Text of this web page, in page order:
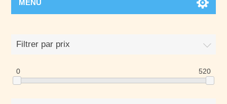
MENU
Filtrer par prix
0 520